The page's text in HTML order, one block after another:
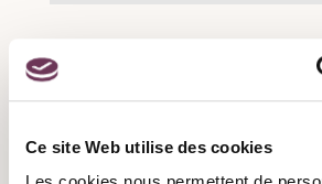
Ce site Web utilise des cookies
Recensement militaire :